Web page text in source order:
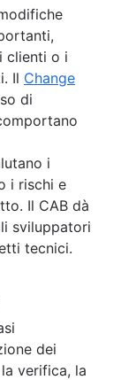
clienti o i
Il Change
di
i
i rischi e
Il CAB dà
sviluppatori
tecnici.
dei
verifica, la